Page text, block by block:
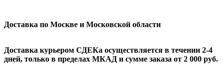
Доставка по Москве и Московской области
Доставка курьером СДЕКа осуществляется в течении 2-4
дней, только в пределах МКАД и сумме заказа от 2 000 руб.